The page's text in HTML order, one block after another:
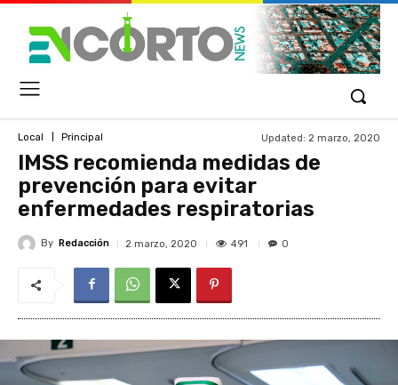
Local Principal Updated: 2 marzo, 2020
IMSS recomienda medidas de
prevención para evitar
enfermedades respiratorias
By Redacción 2 marzo, 2020 491 0